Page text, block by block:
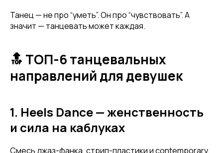
Танец — не про “уметь”. Он про “чувствовать”. А
значит — танцевать может каждая.
🔝 ТОП-6 танцевальных
направлений для девушек
1. Heels Dance — женственность
и сила на каблуках
Смесь джаз-фанка, стрип-пластики и contemporary.